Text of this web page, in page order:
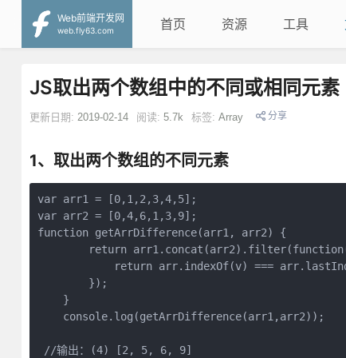
Web前端开发网
web.fly63.com
首页 资源 工具
JS取出两个数组中的不同或相同元素
更新日期: 2019-02-14 阅读: 5.7k 标签: Array 分享
1、取出两个数组的不同元素
var arr1 = [0,1,2,3,4,5];
var arr2 = [0,4,6,1,3,9];
function getArrDifference(arr1, arr2) {
return
return arr.indexOf(v) ===
        });
    }
    console.log(getArrDifference(arr1,arr2));
//输出：(4) [2, 5, 6, 9]